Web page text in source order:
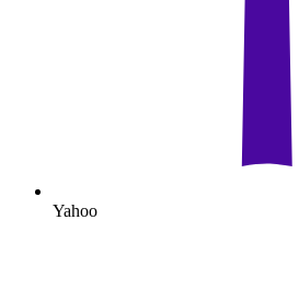
Yahoo